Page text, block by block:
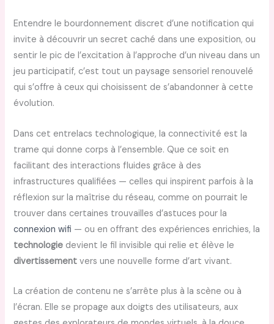
Entendre le bourdonnement discret d’une notification qui
invite à découvrir un secret caché dans une exposition, ou
sentir le pic de l’excitation à l’approche d’un niveau dans un
jeu participatif, c’est tout un paysage sensoriel renouvelé
qui s’offre à ceux qui choisissent de s’abandonner à cette
évolution.
Dans cet entrelacs technologique, la connectivité est la
trame qui donne corps à l’ensemble. Que ce soit en
facilitant des interactions fluides grâce à des
infrastructures qualifiées — celles qui inspirent parfois à la
réflexion sur la maîtrise du réseau, comme on pourrait le
trouver dans certaines trouvailles d’astuces pour la
connexion wifi — ou en offrant des expériences enrichies, la
technologie devient le fil invisible qui relie et élève le
divertissement vers une nouvelle forme d’art vivant.
La création de contenu ne s’arrête plus à la scène ou à
l’écran. Elle se propage aux doigts des utilisateurs, aux